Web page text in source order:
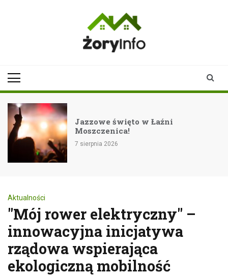
Jazzowe święto w Łaźni
Moszczenica!
7 sierpnia 2026
Aktualności
"Mój rower elektryczny" –
innowacyjna inicjatywa
rządowa wspierająca
ekologiczną mobilność